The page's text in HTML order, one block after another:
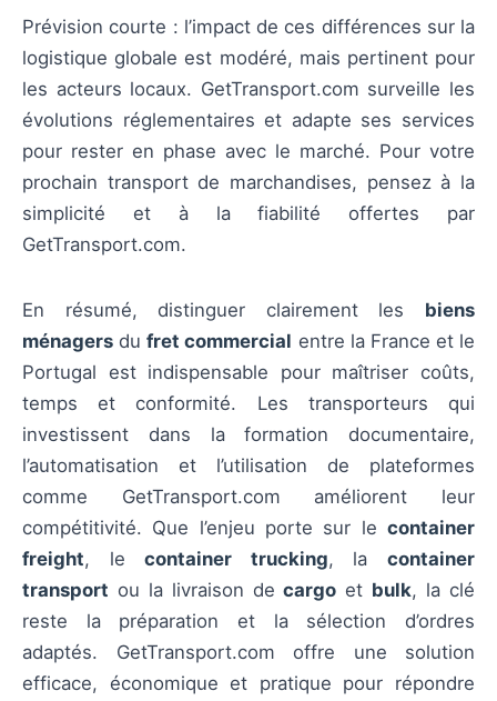
Prévision courte : l’impact de ces différences sur la
logistique globale est modéré, mais pertinent pour
les acteurs locaux. GetTransport.com surveille les
évolutions réglementaires et adapte ses services
pour rester en phase avec le marché. Pour votre
prochain transport de marchandises, pensez à la
simplicité et à la fiabilité offertes par
GetTransport.com.
En résumé, distinguer clairement les biens
ménagers dufret commercial entre la France et le
Portugal est indispensable pour maîtriser coûts,
temps et conformité. Les transporteurs qui
investissent dans la formation documentaire,
l’automatisation et l’utilisation de plateformes
comme GetTransport.com améliorent leur
compétitivité. Que l’enjeu porte sur le container
freight, lecontainer trucking, lacontainer
transport ou la livraison decargo et bulk, la clé
reste la préparation et la sélection d’ordres
adaptés. GetTransport.com offre une solution
efficace, économique et pratique pour répondre